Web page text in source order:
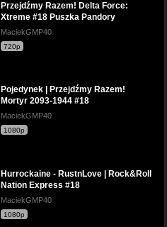
Przejdźmy Razem! Delta Force:
Xtreme #18 Puszka Pandory
MaciekGMP40
720p
Pojedynek | Przejdźmy Razem!
Mortyr 2093-1944 #18
MaciekGMP40
1080p
Hurrockaine - RustnLove | Rock&Roll
Nation Express #18
MaciekGMP40
1080p